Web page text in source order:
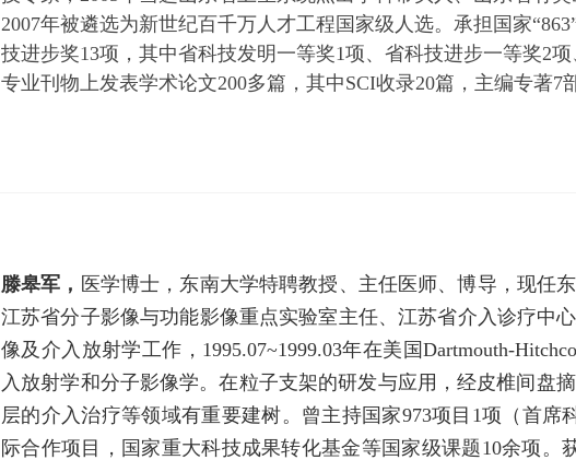
2007年被遴选为新世纪百千万人才工程国家级人选。承担国家
技进步奖13项，其中省科技发明一等奖1项、省科技进步一等奖2
专业刊物上发表学术论文200多篇，其中SCI收录20篇，主编专著7
滕皋军， 医学博士，东南大学特聘教授、主任医师、博导，现任
江苏省分子影像与功能影像重点实验室主任、江苏省介入诊疗中
像及介入放射学工作，1995.07~1999.03年在美国Dartmouth-
入放射学和分子影像学。在粒子支架的研发与应用，经皮椎间盘
层的介入治疗等领域有重要建树。曾主持国家973项目1项（首
际合作项目，国家重大科技成果转化基金等国家级课题10余项